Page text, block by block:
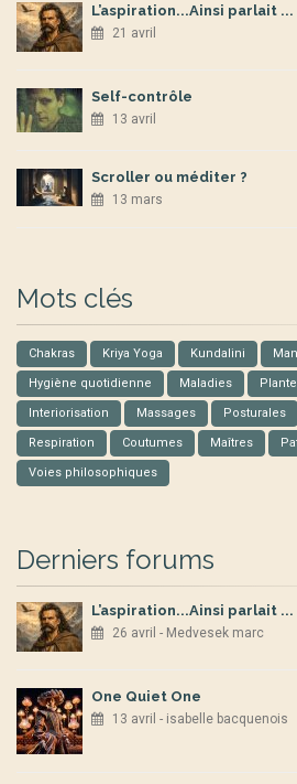
L’aspiration...Ainsi parlait ...
21 avril
Self-contrôle
13 avril
Scroller ou méditer ?
13 mars
Mots clés
Chakras Kriya Yoga Kundalini
Hygiène quotidienne Maladies
Interiorisation Massages Posturales
Respiration Coutumes Maîtres
Voies philosophiques
Derniers forums
L’aspiration...Ainsi parlait ...
26 avril - Medvesek marc
One Quiet One
13 avril - isabelle bacquenois